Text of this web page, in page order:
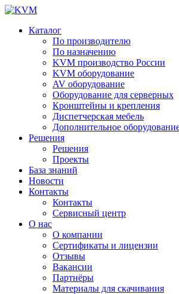
Каталог
По производителю
По назначению
KVM производство России
KVM оборудование
AV оборудование
Оборудование для серверных
Кронштейны и крепления
Диспетчерская мебель
Дополнительное
Решения
Решения
Проекты
База знаний
Новости
Контакты
Контакты
Сервисный центр
О нас
О компании
Сертификаты и лицензии
Отзывы
Вакансии
Партнёры
Материалы для скачивания